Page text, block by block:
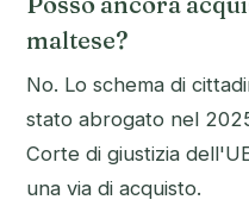
maltese?
No. Lo schema di
stato abrogato nel
Corte di giustizia
una via di acquisto.